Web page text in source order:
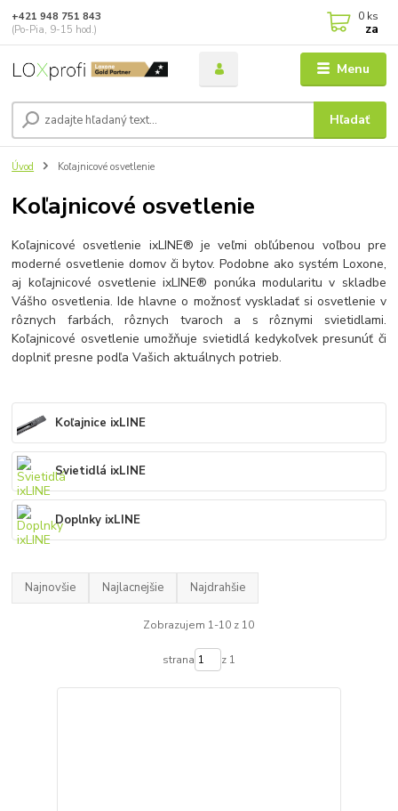
Menu
Hľadať
+421 948 751 843
(Po-Pia, 9-15 hod.)
0 ks
za
Úvod Koľajnicové osvetlenie
Koľajnicové osvetlenie
Koľajnicové osvetlenie ixLINE® je veľmi obľúbenou voľbou pre
moderné osvetlenie domov či bytov. Podobne ako systém Loxone,
aj koľajnicové osvetlenie ixLINE® ponúka modularitu v skladbe
Vášho osvetlenia. Ide hlavne o možnosť vyskladať si osvetlenie v
rôznych farbách, rôznych tvaroch a s rôznymi svietidlami.
Koľajnicové osvetlenie umožňuje svietidlá kedykoľvek presunúť či
doplniť presne podľa Vašich aktuálnych potrieb.
Koľajnice ixLINE
Svietidlá ixLINE
Doplnky ixLINE
Najnovšie Najlacnejšie Najdrahšie
Zobrazujem 1-10 z 10
strana z 1